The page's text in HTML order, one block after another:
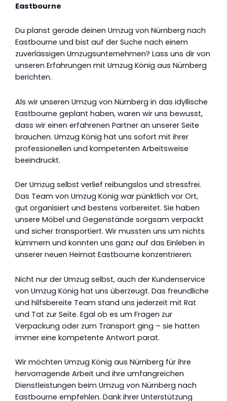
Eastbourne
Du planst gerade deinen Umzug von Nürnberg nach
Eastbourne und bist auf der Suche nach einem
zuverlässigen Umzugsunternehmen? Lass uns dir von
unseren Erfahrungen mit Umzug König aus Nürnberg
berichten.
Als wir unseren Umzug von Nürnberg in das idyllische
Eastbourne geplant haben, waren wir uns bewusst,
dass wir einen erfahrenen Partner an unserer Seite
brauchen. Umzug König hat uns sofort mit ihrer
professionellen und kompetenten Arbeitsweise
beeindruckt.
Der Umzug selbst verlief reibungslos und stressfrei.
Das Team von Umzug König war pünktlich vor Ort,
gut organisiert und bestens vorbereitet. Sie haben
unsere Möbel und Gegenstände sorgsam verpackt
und sicher transportiert. Wir mussten uns um nichts
kümmern und konnten uns ganz auf das Einleben in
unserer neuen Heimat Eastbourne konzentrieren.
Nicht nur der Umzug selbst, auch der Kundenservice
von Umzug König hat uns überzeugt. Das freundliche
und hilfsbereite Team stand uns jederzeit mit Rat
und Tat zur Seite. Egal ob es um Fragen zur
Verpackung oder zum Transport ging – sie hatten
immer eine kompetente Antwort parat.
Wir möchten Umzug König aus Nürnberg für ihre
hervorragende Arbeit und ihre umfangreichen
Dienstleistungen beim Umzug von Nürnberg nach
Eastbourne empfehlen. Dank ihrer Unterstützung